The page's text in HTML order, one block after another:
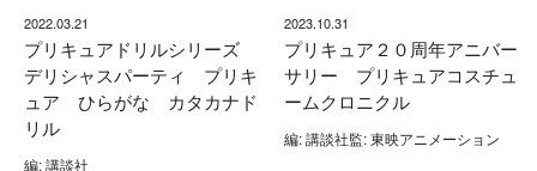
2022.03.21
プリキュアドリルシリーズ
デリシャスパーティ プリキ
ュア ひらがな カタカナド
リル
編: 講談社
2023.10.31
プリキュア２０周年アニバー
サリー プリキュアコスチュ
ームクロニクル
編: 講談社監: 東映アニメーション